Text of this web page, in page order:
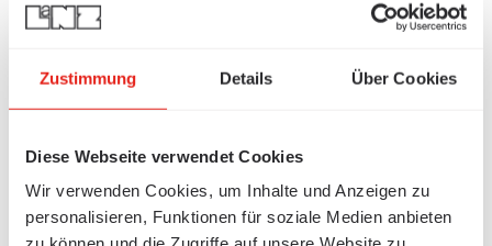
Zustimmung Details Über Cookies
Diese Webseite verwendet Cookies
Wir verwenden Cookies, um Inhalte und Anzeigen zu
personalisieren, Funktionen für soziale Medien anbieten